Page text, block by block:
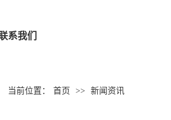
系我们
当前位置： 首页 >> 新闻资讯